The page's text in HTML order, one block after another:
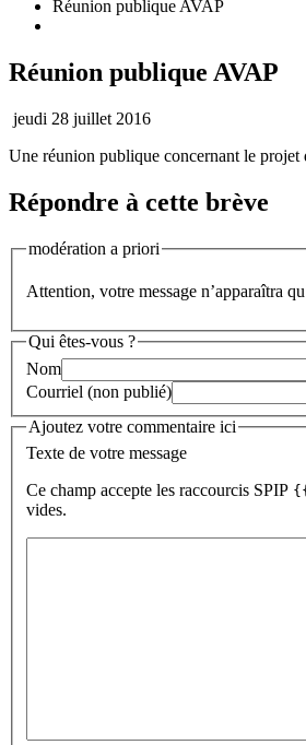
Réunion publique AVAP
Réunion publique AVAP
jeudi 28 juillet 2016
Une réunion publique concernant le projet
Répondre à cette brève
modération a priori
Attention, votre message n’apparaîtra
Qui êtes-vous ?
Nom
Courriel (non publié)
Ajoutez votre commentaire ici
Texte de votre message
Ce champ accepte les raccourcis SPIP
vides.